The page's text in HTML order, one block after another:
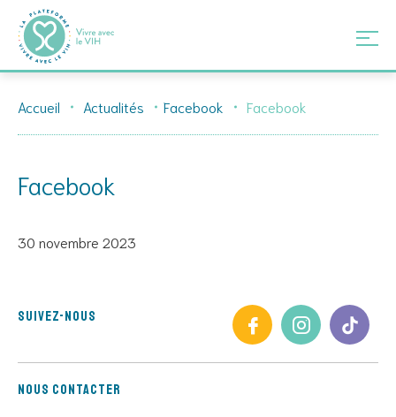
Accueil Actualités Facebook Facebook
Facebook
30 novembre 2023
Suivez-nous
Nous contacter